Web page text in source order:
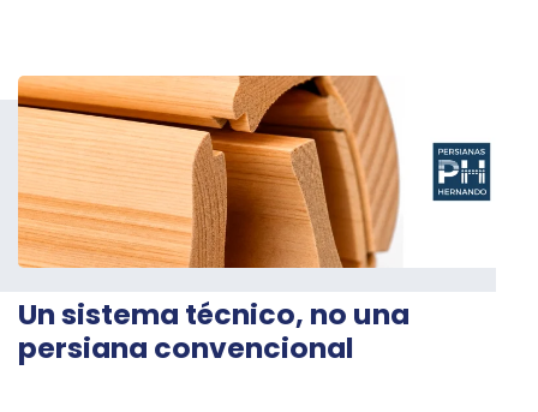
Un sistema técnico, no una
persiana convencional